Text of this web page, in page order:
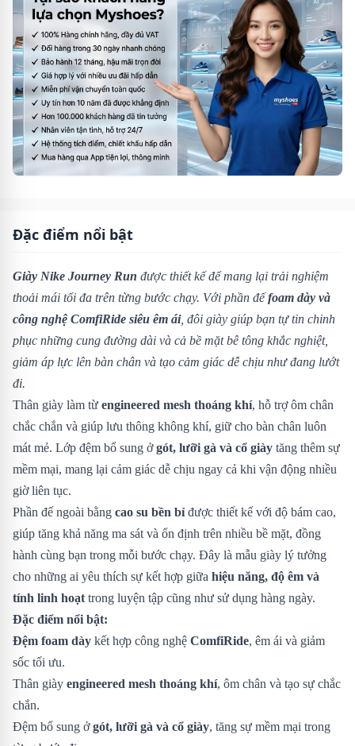
Đặc điểm nổi bật
Giày Nike Journey Run được thiết kế để mang lại trải nghiệm
thoải mái tối đa trên từng bước chạy. Với phần đếfoam dày và
công nghệ ComfiRide siêu êm ái, đôi giày giúp bạn tự tin chinh
phục những cung đường dài và cả bề mặt bê tông khắc nghiệt,
giảm áp lực lên bàn chân và tạo cảm giác dễ chịu như đang lướt
đi.
Thân giày làm từ engineered mesh thoáng khí, hỗ trợ ôm chân
chắc chắn và giúp lưu thông không khí, giữ cho bàn chân luôn
mát mẻ. Lớp đệm bổ sung ởgót, lưỡi gà và cổ giày tăng thêm sự
mềm mại, mang lại cảm giác dễ chịu ngay cả khi vận động nhiều
giờ liên tục.
Phần đế ngoài bằng cao su bền bỉ được thiết kế với độ bám cao,
giúp tăng khả năng ma sát và ổn định trên nhiều bề mặt, đồng
hành cùng bạn trong mỗi bước chạy. Đây là mẫu giày lý tưởng
cho những ai yêu thích sự kết hợp giữa hiệu năng, độ êm và
tính linh hoạt trong luyện tập cũng như sử dụng hàng ngày.
Đặc điểm nổi bật:
Đệm foam dày kết hợp công nghệ ComfiRide, êm ái và giảm
sốc tối ưu.
Thân giày engineered mesh thoáng khí, ôm chân và tạo sự chắc
chắn.
Đệm bổ sung ởgót, lưỡi gà và cổ giày, tăng sự mềm mại trong